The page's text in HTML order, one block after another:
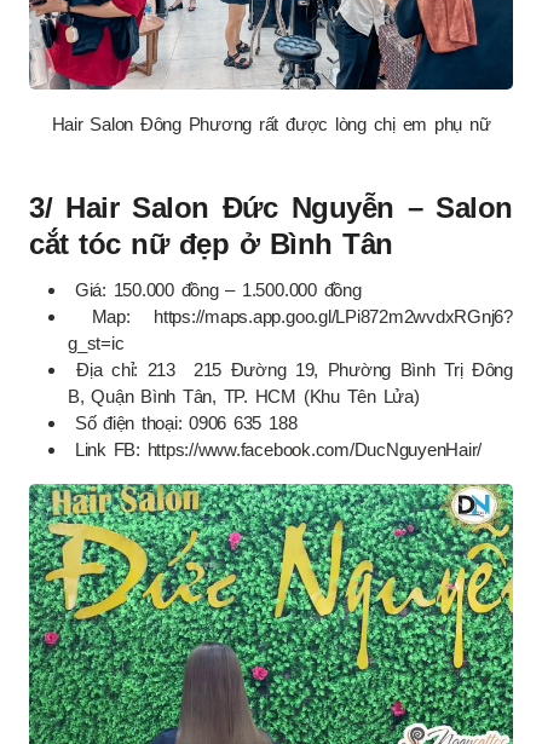
Hair Salon Đông Phương rất được lòng chị em phụ nữ
3/ Hair Salon Đức Nguyễn – Salon
cắt tóc nữ đẹp ở Bình Tân
Giá: 150.000 đồng – 1.500.000 đồng
Map: https://maps.app.goo.gl/LPi872m2wvdxRGnj6?
g_st=ic
Địa chỉ: 213 215 Đường 19, Phường Bình Trị Đông
B, Quận Bình Tân, TP. HCM (Khu Tên Lửa)
Số điện thoại: 0906 635 188
Link FB: https://www.facebook.com/DucNguyenHair/